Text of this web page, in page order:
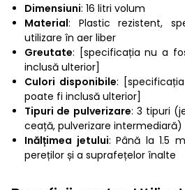
Dimensiuni: 16 litri volum
Material: Plastic rezistent,
utilizare în aer liber
Greutate: [specificația nu a
inclusă ulterior]
Culori disponibile:
poate fi inclusă ulterior]
Tipuri de pulverizare: 3 tipuri
ceață, pulverizare intermediară)
Inălțimea jetului: Până la 1.5
pereților și a suprafețelor înalte